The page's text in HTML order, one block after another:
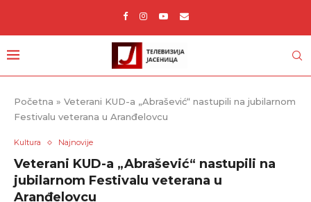
Početna » Veterani KUD-a „Abrašević“ nastupili na jubilarnom
Festivalu veterana u Aranđelovcu
Kultura Najnovije
Veterani KUD-a „Abrašević“ nastupili na
jubilarnom Festivalu veterana u
Aranđelovcu